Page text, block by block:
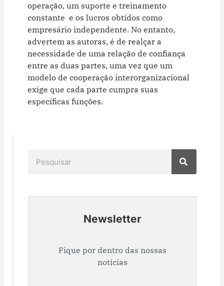
operação, um suporte e treinamento
constante e os lucros obtidos como
empresário independente. No entanto,
advertem as autoras, é de realçar a
necessidade de uma relação de confiança
entre as duas partes, uma vez que um
modelo de cooperação interorganizacional
exige que cada parte cumpra suas
específicas funções.
Newsletter
Fique por dentro das nossas
notícias